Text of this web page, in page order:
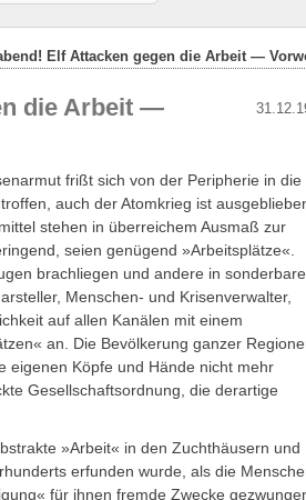
Elf Attacken gegen die Arbeit —
die Arbeit —
frißt sich von der Peripherie in die
auch der Atomkrieg ist
stehen in überreichem Ausmaß zur
seien genügend »Arbeitsplätze«.
brachliegen und andere in
Menschen- und Krisenverwalter,
auf allen Kanälen mit einem
an. Die Bevölkerung ganzer
eigenen Köpfe und Hände nicht mehr
Gesellschaftsordnung, die derartige
»Arbeit« in den Zuchthäusern und
erfunden wurde, als die
für ihnen fremde Zwecke